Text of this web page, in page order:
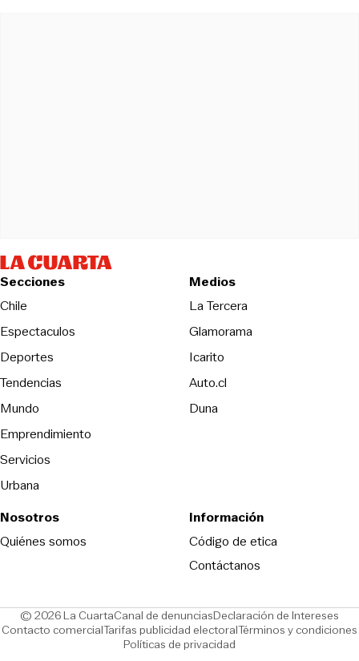
Secciones
Chile
Espectaculos
Deportes
Tendencias
Mundo
Emprendimiento
Servicios
Urbana
Medios
La Tercera
Glamorama
Icarito
Auto.cl
Duna
Nosotros
Quiénes somos
Información
Código de etica
Contáctanos
© 2026 La CuartaCanal de denunciasOpens in new window
Declaración de Intereses
Contacto comercialOpens in new window
Tarifas publicidad electoralOpens in new window
Términos y condiciones
Políticas de privacidad